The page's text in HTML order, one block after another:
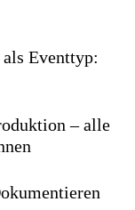
Eventtyp:
– alle